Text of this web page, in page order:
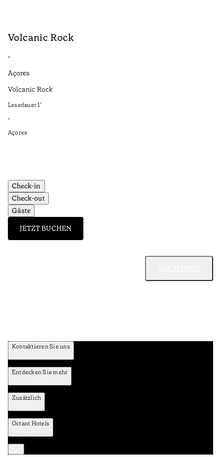
Volcanic Rock
•
Açores
Volcanic Rock
Lesedauer1’
•
Açores
Check-in
Check-out
Gäste
JETZT BUCHEN
Kontaktieren Sie uns
Entdecken Sie mehr
Zusätzlich
Octant Hotels